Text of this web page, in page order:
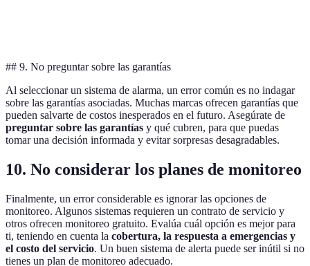
## 9. No preguntar sobre las garantías
Al seleccionar un sistema de alarma, un error común es no indagar
sobre las garantías asociadas. Muchas marcas ofrecen garantías que
pueden salvarte de costos inesperados en el futuro. Asegúrate de
preguntar sobre las garantías y qué cubren, para que puedas
tomar una decisión informada y evitar sorpresas desagradables.
10. No considerar los planes de monitoreo
Finalmente, un error considerable es ignorar las opciones de
monitoreo. Algunos sistemas requieren un contrato de servicio y
otros ofrecen monitoreo gratuito. Evalúa cuál opción es mejor para
ti, teniendo en cuenta la cobertura, la respuesta a emergencias y
el costo del servicio. Un buen sistema de alerta puede ser inútil si no
tienes un plan de monitoreo adecuado.